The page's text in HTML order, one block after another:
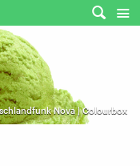
Nova | Colourbox